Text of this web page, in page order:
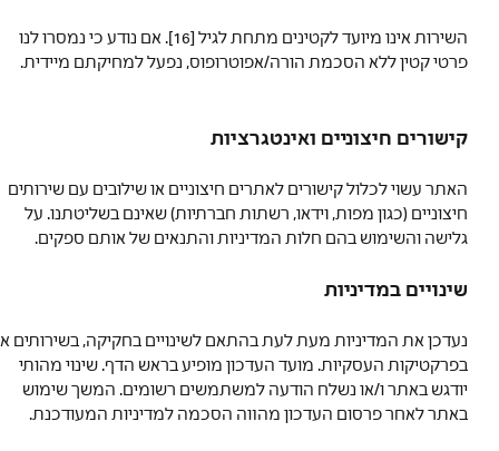
השירות אינו מיועד לקטינים מתחת לגיל [16]. אם נודע כי נמסרו לנו
פרטי קטין ללא הסכמת הורה/אפוטרופוס, נפעל למחיקתם מיידית.
קישורים חיצוניים ואינטגרציות
האתר עשוי לכלול קישורים לאתרים חיצוניים או שילובים עם שירותים
חיצוניים (כגון מפות, וידאו, רשתות חברתיות) שאינם בשליטתנו. על
גלישה והשימוש בהם חלות המדיניות והתנאים של אותם ספקים.
שינויים במדיניות
נעדכן את המדיניות מעת לעת בהתאם לשינויים בחקיקה, בשירותים או
בפרקטיקות העסקיות. מועד העדכון מופיע בראש הדף. שינוי מהותי
יודגש באתר ו/או נשלח הודעה למשתמשים רשומים. המשך שימוש
באתר לאחר פרסום העדכון מהווה הסכמה למדיניות המעודכנת.